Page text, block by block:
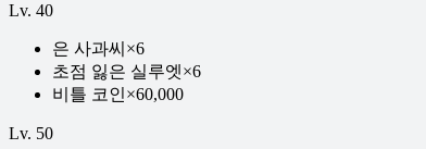
Lv. 40
은 사과씨 ×6
초점 잃은 실루엣×6
비틀 코인×60,000
Lv. 50